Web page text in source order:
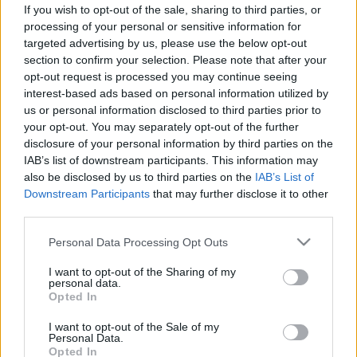
If you wish to opt-out of the sale, sharing to third parties, or
processing of your personal or sensitive information for
targeted advertising by us, please use the below opt-out
section to confirm your selection. Please note that after your
opt-out request is processed you may continue seeing
interest-based ads based on personal information utilized by
us or personal information disclosed to third parties prior to
your opt-out. You may separately opt-out of the further
disclosure of your personal information by third parties on the
IAB’s list of downstream participants. This information may
also be disclosed by us to third parties on the IAB’s List of
Downstream Participants that may further disclose it to other
Please note that this website/app uses one or more Google
not limited to your visit or usage behaviour. You may click to
grant or deny consent to Google and its third-party tags to
use your data for below specified purposes in below Google
consent section.
Personal Data Processing Opt Outs
I want to opt-out of the Sharing of my
personal data.
Opted In
I want to opt-out of the Sale of my
Personal Data.
Opted In